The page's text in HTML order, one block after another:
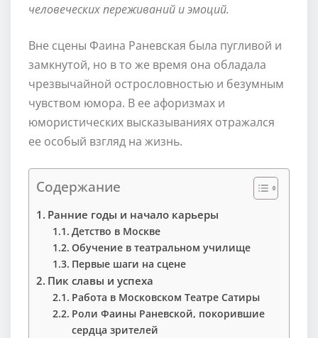
человеческих переживаний и эмоций.
Вне сцены Фаина Раневская была пугливой и
замкнутой, но в то же время она обладала
чрезвычайной острословностью и безумным
чувством юмора. В ее афоризмах и
юмористических высказываниях отражался
ее особый взгляд на жизнь.
Содержание
Ранние годы и начало карьеры
Детство в Москве
Обучение в театральном училище
Первые шаги на сцене
Пик славы и успеха
Работа в Московском Театре Сатиры
Роли Фаины Раневской, покорившие
сердца зрителей